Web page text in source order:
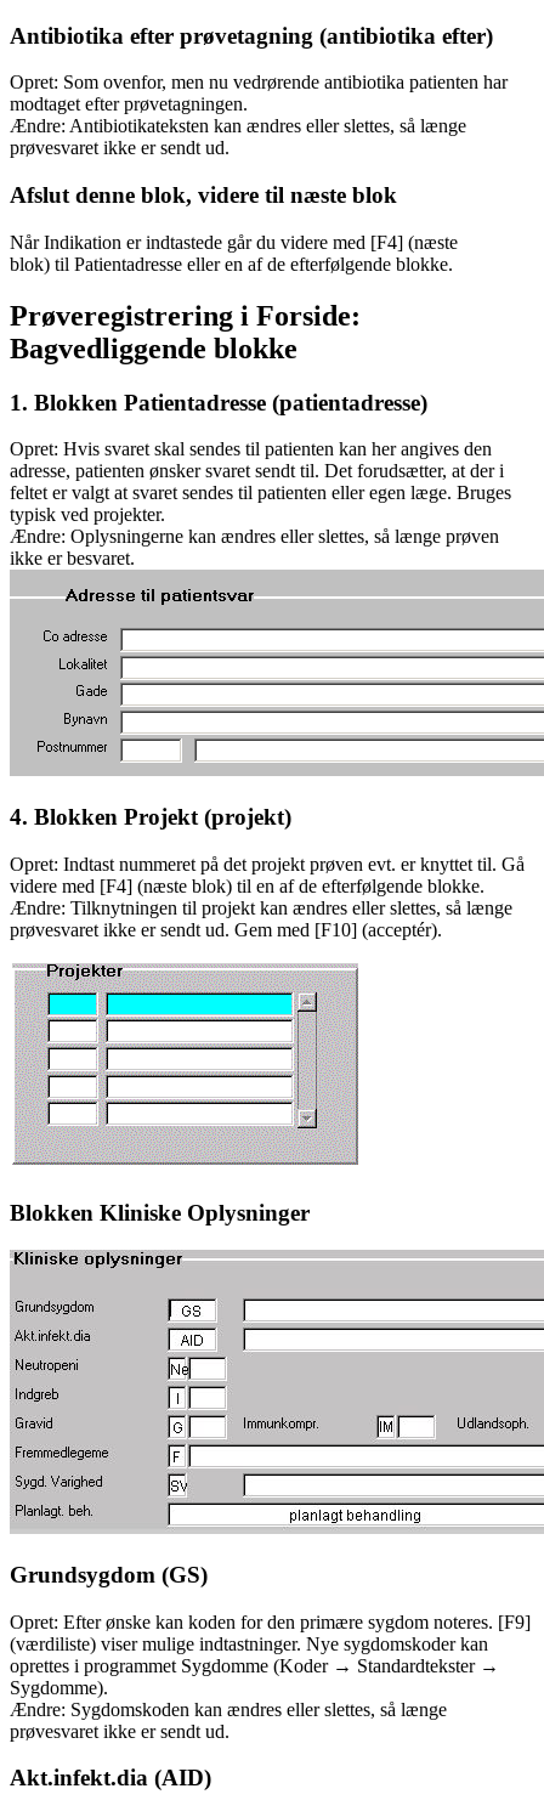
Antibiotika efter prøvetagning (antibiotika efter)
Opret: Som ovenfor, men nu vedrørende antibiotika patienten har
modtaget efter prøvetagningen.
Ændre: Antibiotikateksten kan ændres eller slettes, så længe
prøvesvaret ikke er sendt ud.
Afslut denne blok, videre til næste blok
Når Indikation er indtastede går du videre med [F4] (næste
blok) til Patientadresse eller en af de efterfølgende blokke.
Prøveregistrering i Forside:
Bagvedliggende blokke
1. Blokken Patientadresse (patientadresse)
Opret: Hvis svaret skal sendes til patienten kan her angives den
adresse, patienten ønsker svaret sendt til. Det forudsætter, at der i
feltet er valgt at svaret sendes til patienten eller egen læge. Bruges
typisk ved projekter.
Ændre: Oplysningerne kan ændres eller slettes, så længe prøven
ikke er besvaret.
4. Blokken Projekt (projekt)
Opret: Indtast nummeret på det projekt prøven evt. er knyttet til. Gå
videre med [F4] (næste blok) til en af de efterfølgende blokke.
Ændre: Tilknytningen til projekt kan ændres eller slettes, så længe
prøvesvaret ikke er sendt ud. Gem med [F10] (acceptér).
Blokken Kliniske Oplysninger
Grundsygdom (GS)
Opret: Efter ønske kan koden for den primære sygdom noteres. [F9]
(værdiliste) viser mulige indtastninger. Nye sygdomskoder kan
oprettes i programmet Sygdomme (Koder → Standardtekster →
Sygdomme).
Ændre: Sygdomskoden kan ændres eller slettes, så længe
prøvesvaret ikke er sendt ud.
Akt.infekt.dia (AID)